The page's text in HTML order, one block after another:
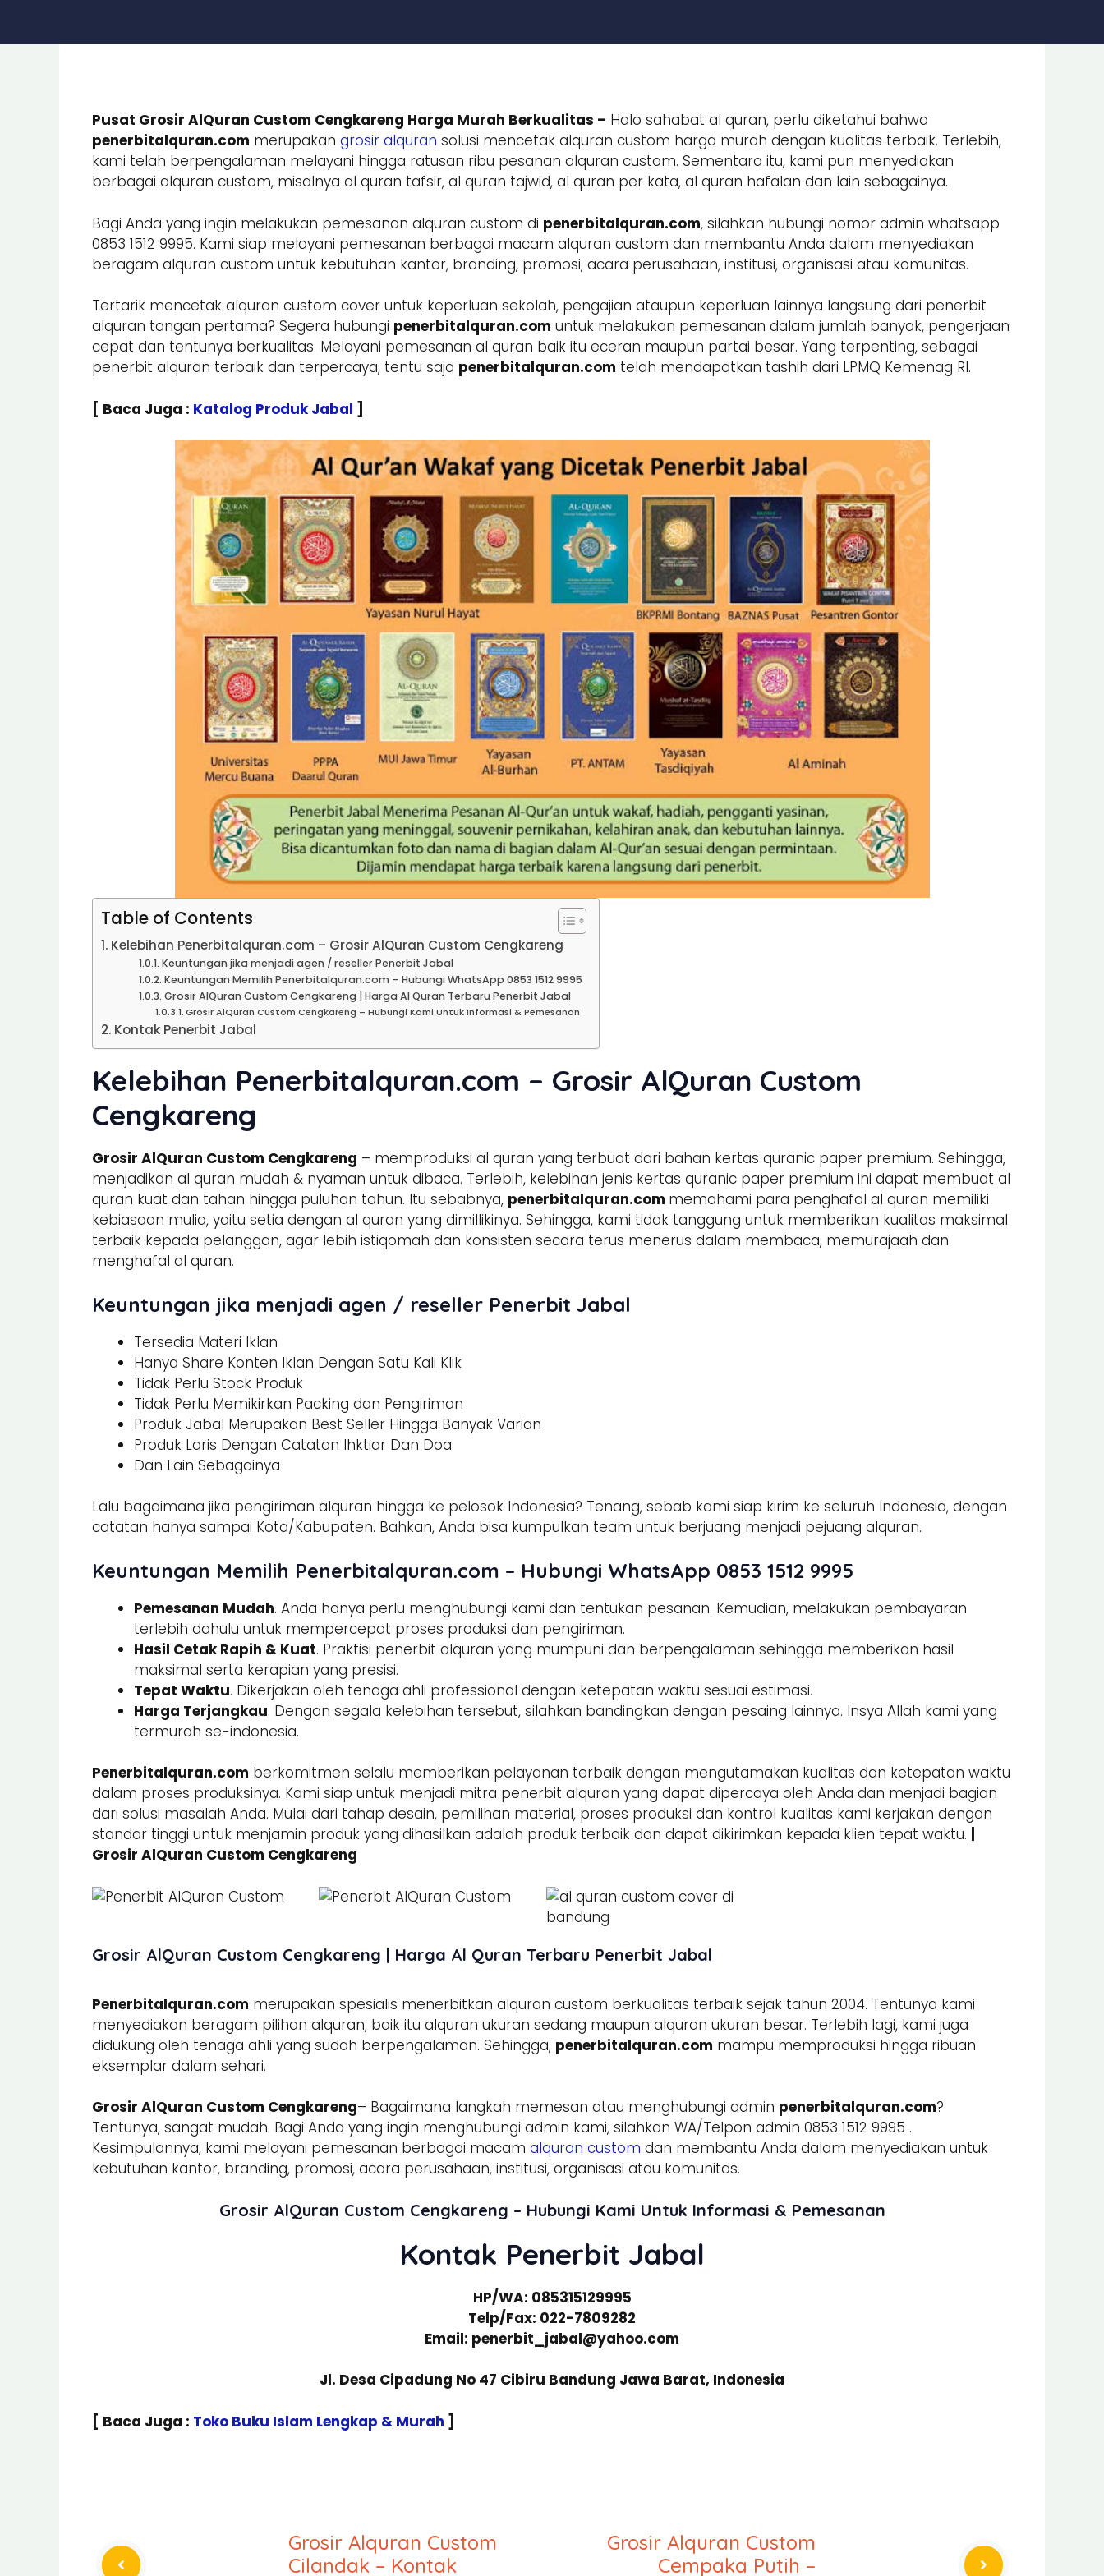
Pusat Grosir AlQuran Custom Cengkareng Harga Murah Berkualitas – Halo sahabat al quran, perlu diketahui bahwa
penerbitalquran.com merupakan grosir alquran solusi mencetak alquran custom harga murah dengan kualitas terbaik. Terlebih,
kami telah berpengalaman melayani hingga ratusan ribu pesanan alquran custom. Sementara itu, kami pun menyediakan
berbagai alquran custom, misalnya al quran tafsir, al quran tajwid, al quran per kata, al quran hafalan dan lain sebagainya.
Bagi Anda yang ingin melakukan pemesanan alquran custom di penerbitalquran.com, silahkan hubungi nomor admin whatsapp
0853 1512 9995. Kami siap melayani pemesanan berbagai macam alquran custom dan membantu Anda dalam menyediakan
beragam alquran custom untuk kebutuhan kantor, branding, promosi, acara perusahaan, institusi, organisasi atau komunitas.
Tertarik mencetak alquran custom cover untuk keperluan sekolah, pengajian ataupun keperluan lainnya langsung dari penerbit
alquran tangan pertama? Segera hubungi penerbitalquran.com untuk melakukan pemesanan dalam jumlah banyak, pengerjaan
cepat dan tentunya berkualitas. Melayani pemesanan al quran baik itu eceran maupun partai besar. Yang terpenting, sebagai
penerbit alquran terbaik dan terpercaya, tentu saja penerbitalquran.com telah mendapatkan tashih dari LPMQ Kemenag RI.
[ Baca Juga : Katalog Produk Jabal ]
Table of Contents
Kelebihan Penerbitalquran.com – Grosir AlQuran Custom Cengkareng
Keuntungan jika menjadi agen / reseller Penerbit Jabal
Keuntungan Memilih Penerbitalquran.com – Hubungi WhatsApp 0853 1512 9995
Grosir AlQuran Custom Cengkareng | Harga Al Quran Terbaru Penerbit Jabal
Grosir AlQuran Custom Cengkareng – Hubungi Kami Untuk Informasi & Pemesanan
Kontak Penerbit Jabal
Kelebihan Penerbitalquran.com – Grosir AlQuran Custom
Cengkareng
Grosir AlQuran Custom Cengkareng – memproduksi al quran yang terbuat dari bahan kertas quranic paper premium. Sehingga,
menjadikan al quran mudah & nyaman untuk dibaca. Terlebih, kelebihan jenis kertas quranic paper premium ini dapat membuat al
quran kuat dan tahan hingga puluhan tahun. Itu sebabnya, penerbitalquran.com memahami para penghafal al quran memiliki
kebiasaan mulia, yaitu setia dengan al quran yang dimillikinya. Sehingga, kami tidak tanggung untuk memberikan kualitas maksimal
terbaik kepada pelanggan, agar lebih istiqomah dan konsisten secara terus menerus dalam membaca, memurajaah dan
menghafal al quran.
Keuntungan jika menjadi agen / reseller Penerbit Jabal
Tersedia Materi Iklan
Hanya Share Konten Iklan Dengan Satu Kali Klik
Tidak Perlu Stock Produk
Tidak Perlu Memikirkan Packing dan Pengiriman
Produk Jabal Merupakan Best Seller Hingga Banyak Varian
Produk Laris Dengan Catatan Ihktiar Dan Doa
Dan Lain Sebagainya
Lalu bagaimana jika pengiriman alquran hingga ke pelosok Indonesia? Tenang, sebab kami siap kirim ke seluruh Indonesia, dengan
catatan hanya sampai Kota/Kabupaten. Bahkan, Anda bisa kumpulkan team untuk berjuang menjadi pejuang alquran.
Keuntungan Memilih Penerbitalquran.com – Hubungi WhatsApp 0853 1512 9995
Pemesanan Mudah. Anda hanya perlu menghubungi kami dan tentukan pesanan. Kemudian, melakukan pembayaran
terlebih dahulu untuk mempercepat proses produksi dan pengiriman.
Hasil Cetak Rapih & Kuat. Praktisi penerbit alquran yang mumpuni dan berpengalaman sehingga memberikan hasil
maksimal serta kerapian yang presisi.
Tepat Waktu. Dikerjakan oleh tenaga ahli professional dengan ketepatan waktu sesuai estimasi.
Harga Terjangkau. Dengan segala kelebihan tersebut, silahkan bandingkan dengan pesaing lainnya. Insya Allah kami yang
termurah se-indonesia.
Penerbitalquran.com berkomitmen selalu memberikan pelayanan terbaik dengan mengutamakan kualitas dan ketepatan waktu
dalam proses produksinya. Kami siap untuk menjadi mitra penerbit alquran yang dapat dipercaya oleh Anda dan menjadi bagian
dari solusi masalah Anda. Mulai dari tahap desain, pemilihan material, proses produksi dan kontrol kualitas kami kerjakan dengan
standar tinggi untuk menjamin produk yang dihasilkan adalah produk terbaik dan dapat dikirimkan kepada klien tepat waktu.
Grosir AlQuran Custom Cengkareng
Grosir AlQuran Custom Cengkareng | Harga Al Quran Terbaru Penerbit Jabal
Penerbitalquran.com merupakan spesialis menerbitkan alquran custom berkualitas terbaik sejak tahun 2004. Tentunya kami
menyediakan beragam pilihan alquran, baik itu alquran ukuran sedang maupun alquran ukuran besar. Terlebih lagi, kami juga
didukung oleh tenaga ahli yang sudah berpengalaman. Sehingga, penerbitalquran.com mampu memproduksi hingga ribuan
eksemplar dalam sehari.
Grosir AlQuran Custom Cengkareng– Bagaimana langkah memesan atau menghubungi admin penerbitalquran.com?
Tentunya, sangat mudah. Bagi Anda yang ingin menghubungi admin kami, silahkan WA/Telpon admin 0853 1512 9995 .
Kesimpulannya, kami melayani pemesanan berbagai macam alquran custom dan membantu Anda dalam menyediakan untuk
kebutuhan kantor, branding, promosi, acara perusahaan, institusi, organisasi atau komunitas.
Grosir AlQuran Custom Cengkareng – Hubungi Kami Untuk Informasi & Pemesanan
Kontak Penerbit Jabal
HP/WA: 085315129995
Telp/Fax: 022-7809282
Email: penerbit_jabal@yahoo.com
Jl. Desa Cipadung No 47 Cibiru Bandung Jawa Barat, Indonesia
[ Baca Juga : Toko Buku Islam Lengkap & Murah ]
Grosir Alquran Custom
Cilandak – Kontak
Grosir Alquran Custom
Cempaka Putih –